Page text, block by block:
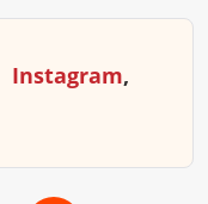
Instagram,